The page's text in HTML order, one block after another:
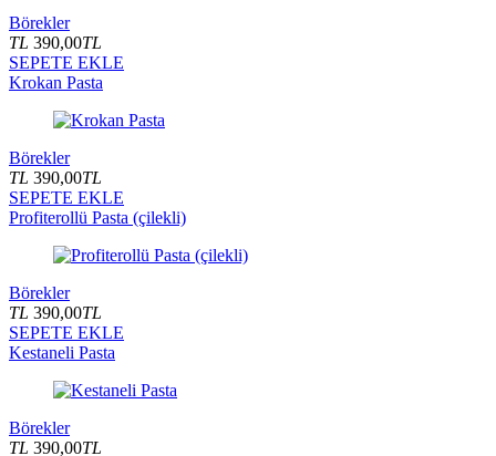
Börekler
TL 390,00TL
SEPETE EKLE
Krokan Pasta
Börekler
TL 390,00TL
SEPETE EKLE
Profiterollü Pasta (çilekli)
Börekler
TL 390,00TL
SEPETE EKLE
Kestaneli Pasta
Börekler
TL 390,00TL